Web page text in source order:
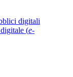
digitali
(e-